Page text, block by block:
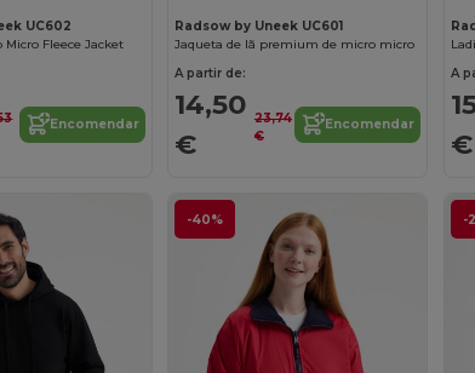
UC602
Fleece Jacket
Encomendar
Radsow by Uneek UC601
Jaqueta de lã premium de micro micro
A partir de:
14,50
€
23,74
€
Encomendar
A
€
-40% -